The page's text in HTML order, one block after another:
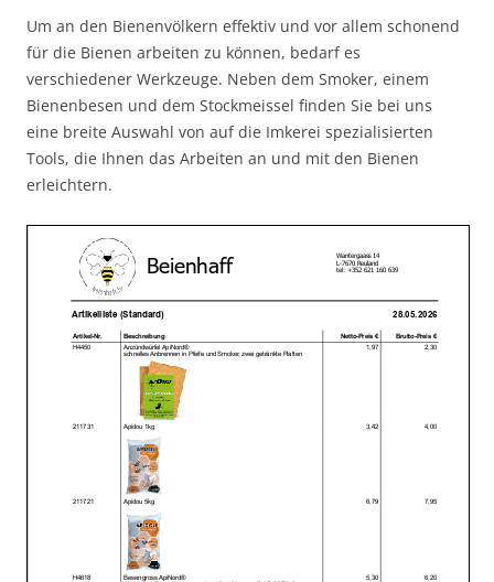
Um an den Bienenvölkern effektiv und vor allem schonend
für die Bienen arbeiten zu können, bedarf es
verschiedener Werkzeuge. Neben dem Smoker, einem
Bienenbesen und dem Stockmeissel finden Sie bei uns
eine breite Auswahl von auf die Imkerei spezialisierten
Tools, die Ihnen das Arbeiten an und mit den Bienen
erleichtern.